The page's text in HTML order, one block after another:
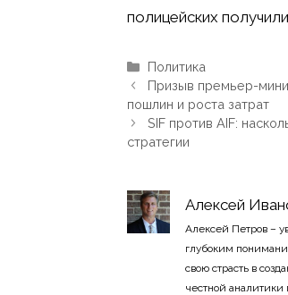
полицейских
Рубрики
Политика
Призыв премьер-
пошлин и роста затрат
SIF против AIF:
стратегии
Алексей
Алексей Петров –
глубоким
свою страсть в
честной